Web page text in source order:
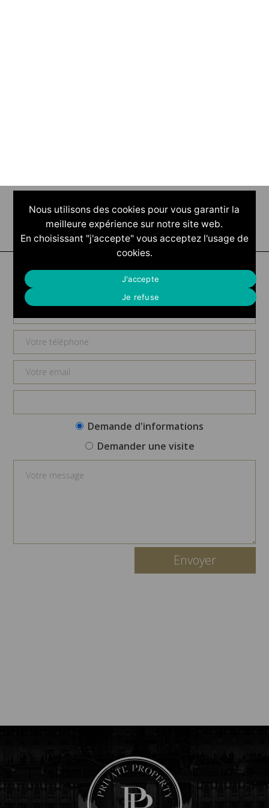
Demande d'informations
Demande d'informations
Demander une visite
Nous utilisons des cookies pour vous garantir la
meilleure expérience sur notre site web.
En choisissant "j'accepte" vous acceptez l'usage de
cookies.
J'accepte
Je refuse